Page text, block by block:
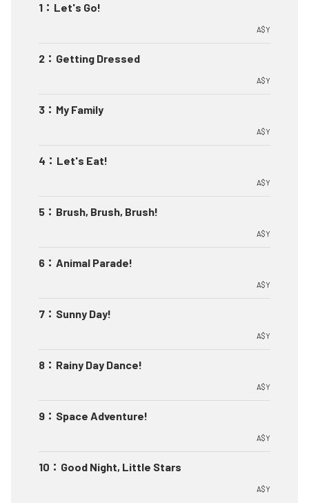
1 ： Let's Go!
A$Y
2 ： Getting Dressed
A$Y
3 ： My Family
A$Y
4 ： Let's Eat!
A$Y
5 ： Brush, Brush, Brush!
A$Y
6 ： Animal Parade!
A$Y
7 ： Sunny Day!
A$Y
8 ： Rainy Day Dance!
A$Y
9 ： Space Adventure!
A$Y
10 ： Good Night, Little Stars
A$Y